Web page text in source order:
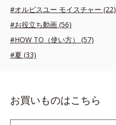
#オルビスユー モイスチャー (22)
#お役立ち動画 (56)
#HOW TO（使い方） (57)
#夏 (33)
お買いものはこちら